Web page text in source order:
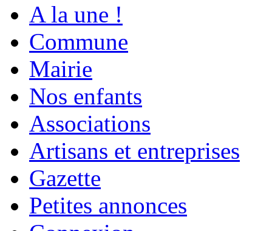
A la une !
Commune
Mairie
Nos enfants
Associations
Artisans et entreprises
Gazette
Petites annonces